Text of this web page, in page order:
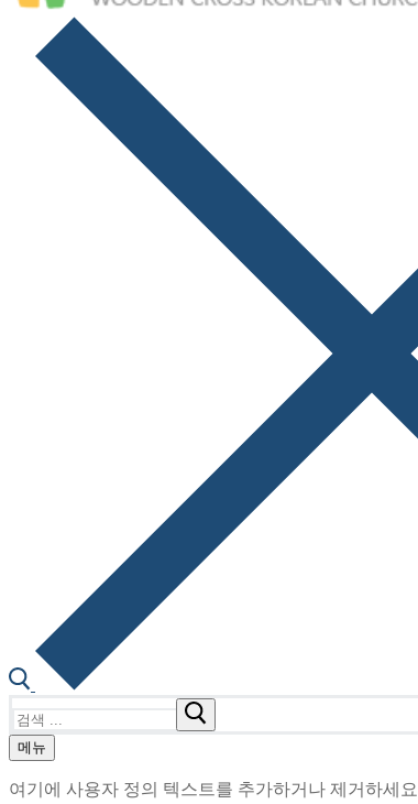
색
메뉴
여기에 사용자 정의 텍스트를 추가하거나 제거하세요